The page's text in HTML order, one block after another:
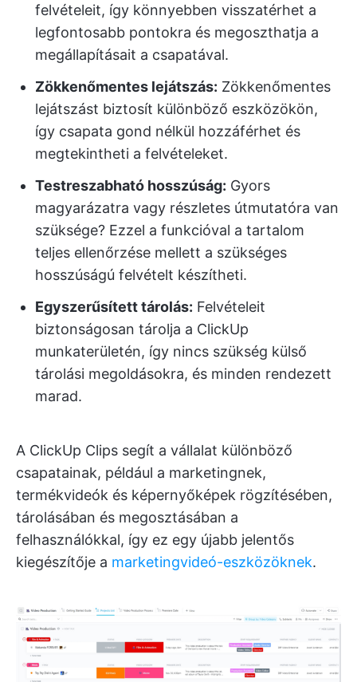
felvételeit, így könnyebben visszatérhet a
legfontosabb pontokra és megoszthatja a
megállapításait a csapatával.
Zökkenőmentes lejátszás: Zökkenőmentes
lejátszást biztosít különböző eszközökön,
így csapata gond nélkül hozzáférhet és
megtekintheti a felvételeket.
Testreszabható hosszúság: Gyors
magyarázatra vagy részletes útmutatóra van
szüksége? Ezzel a funkcióval a tartalom
teljes ellenőrzése mellett a szükséges
hosszúságú felvételt készítheti.
Egyszerűsített tárolás: Felvételeit
biztonságosan tárolja a ClickUp
munkaterületén, így nincs szükség külső
tárolási megoldásokra, és minden rendezett
marad.
A ClickUp Clips segít a vállalat különböző
csapatainak, például a marketingnek,
termékvideók és képernyőképek rögzítésében,
tárolásában és megosztásában a
felhasználókkal, így ez egy újabb jelentős
kiegészítője a marketingvideó-eszközöknek.